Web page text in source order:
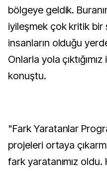
bölgeye geldik.
iyileşmek çok kritik bir
insanların olduğu
Onlarla yola
konuştu.
"Fark Yaratanlar
projeleri ortaya
fark yaratanımız